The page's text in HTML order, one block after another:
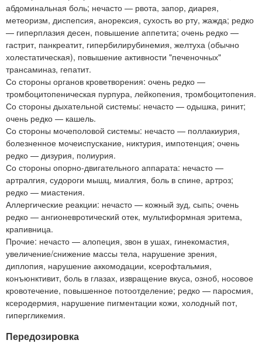
абдоминальная боль; нечасто — рвота, запор, диарея,
метеоризм, диспепсия, анорексия, сухость во рту, жажда; редко
— гиперплазия десен, повышение аппетита; очень редко —
гастрит, панкреатит, гипербилирубинемия, желтуха (обычно
холестатическая), повышение активности "печеночных"
трансаминаз, гепатит.
Со стороны органов кроветворения: очень редко —
тромбоцитопеническая пурпура, лейкопения, тромбоцитопения.
Со стороны дыхательной системы: нечасто — одышка, ринит;
очень редко — кашель.
Со стороны мочеполовой системы: нечасто — поллакиурия,
болезненное мочеиспускание, никтурия, импотенция; очень
редко — дизурия, полиурия.
Со стороны опорно-двигательного аппарата: нечасто —
артралгия, судороги мышц, миалгия, боль в спине, артроз;
редко — миастения.
Аллергические реакции: нечасто — кожный зуд, сыпь; очень
редко — ангионевротический отек, мультиформная эритема,
крапивница.
Прочие: нечасто — алопеция, звон в ушах, гинекомастия,
увеличение/снижение массы тела, нарушение зрения,
диплопия, нарушение аккомодации, ксерофтальмия,
конъюнктивит, боль в глазах, извращение вкуса, озноб, носовое
кровотечение, повышенное потоотделение; редко — паросмия,
ксеродермия, нарушение пигментации кожи, холодный пот,
гипергликемия.
Передозировка